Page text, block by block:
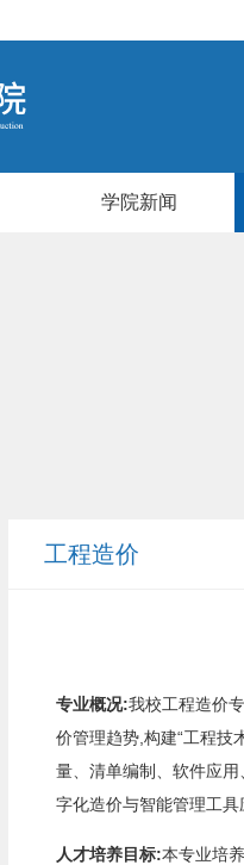
学院新闻
工程造价
专业概况:我校工程造价
价管理趋势,构建“工程技
量、清单编制、软件应
字化造价与智能管理工具
人才培养目标:本专业培